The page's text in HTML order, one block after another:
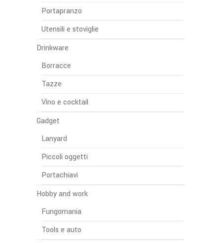
Portapranzo
Utensili e stoviglie
Drinkware
Borracce
Tazze
Vino e cocktail
Gadget
Lanyard
Piccoli oggetti
Portachiavi
Hobby and work
Fungomania
Tools e auto